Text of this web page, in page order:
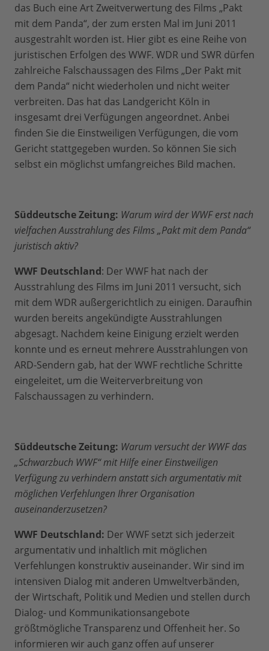
das Buch eine Art Zweitverwertung des Films „Pakt
mit dem Panda“, der zum ersten Mal im Juni 2011
ausgestrahlt worden ist. Hier gibt es eine Reihe von
juristischen Erfolgen des WWF. WDR und SWR dürfen
zahlreiche Falschaussagen des Films „Der Pakt mit
dem Panda“ nicht wiederholen und nicht weiter
verbreiten. Das hat das Landgericht Köln in
insgesamt drei Verfügungen angeordnet. Anbei
finden Sie die Einstweiligen Verfügungen, die vom
Gericht stattgegeben wurden. So können Sie sich
selbst ein möglichst umfangreiches Bild machen.
Süddeutsche Zeitung: Warum wird der WWF erst nach
vielfachen Ausstrahlung des Films „Pakt mit dem Panda“
juristisch aktiv?
WWF Deutschland: Der WWF hat nach der
Ausstrahlung des Films im Juni 2011 versucht, sich
mit dem WDR außergerichtlich zu einigen. Daraufhin
wurden bereits angekündigte Ausstrahlungen
abgesagt. Nachdem keine Einigung erzielt werden
konnte und es erneut mehrere Ausstrahlungen von
ARD-Sendern gab, hat der WWF rechtliche Schritte
eingeleitet, um die Weiterverbreitung von
Falschaussagen zu verhindern.
Süddeutsche Zeitung: Warum versucht der WWF das
„Schwarzbuch WWF“ mit Hilfe einer Einstweiligen
Verfügung zu verhindern anstatt sich argumentativ mit
möglichen Verfehlungen Ihrer Organisation
auseinanderzusetzen?
WWF Deutschland: Der WWF setzt sich jederzeit
argumentativ und inhaltlich mit möglichen
Verfehlungen konstruktiv auseinander. Wir sind im
intensiven Dialog mit anderen Umweltverbänden,
der Wirtschaft, Politik und Medien und stellen durch
Dialog- und Kommunikationsangebote
größtmögliche Transparenz und Offenheit her. So
informieren wir auch ganz offen auf unserer